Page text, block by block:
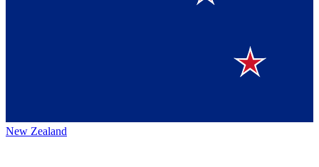
New Zealand